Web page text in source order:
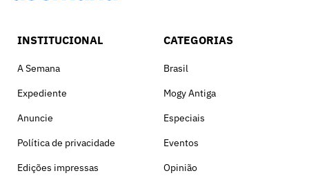
INSTITUCIONAL
A Semana
Expediente
Anuncie
Política de privacidade
Edições impressas
CATEGORIAS
Brasil
Mogy Antiga
Especiais
Eventos
Opinião